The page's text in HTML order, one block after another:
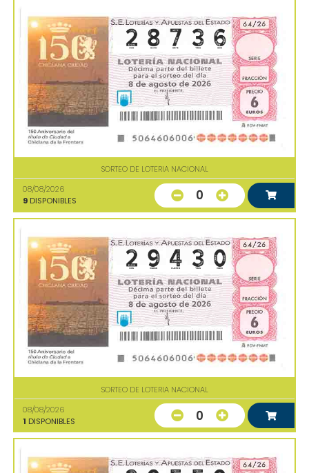
SORTEO DE LOTERIA NACIONAL
08/08/2026
9 DISPONIBLES 0
SORTEO DE LOTERIA NACIONAL
08/08/2026
1 DISPONIBLES 0